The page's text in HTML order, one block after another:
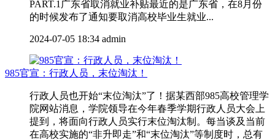
PART.1广东省取消就业补贴最近的是广东省，在8月份
的时候发布了通知要取消高校毕业生就业...
2024-07-05 18:34 admin
985官宣：行政人员，末位淘汰！
行政人员也开始“末位淘汰”了！据某西部985高校管理学
院网站消息，学院领导在今年春季学期行政人员大会上
提到，将面向行政人员实行末位淘汰制。每当谈及当前
在高校实施的“非升即走”和“末位淘汰”等制度时，总有